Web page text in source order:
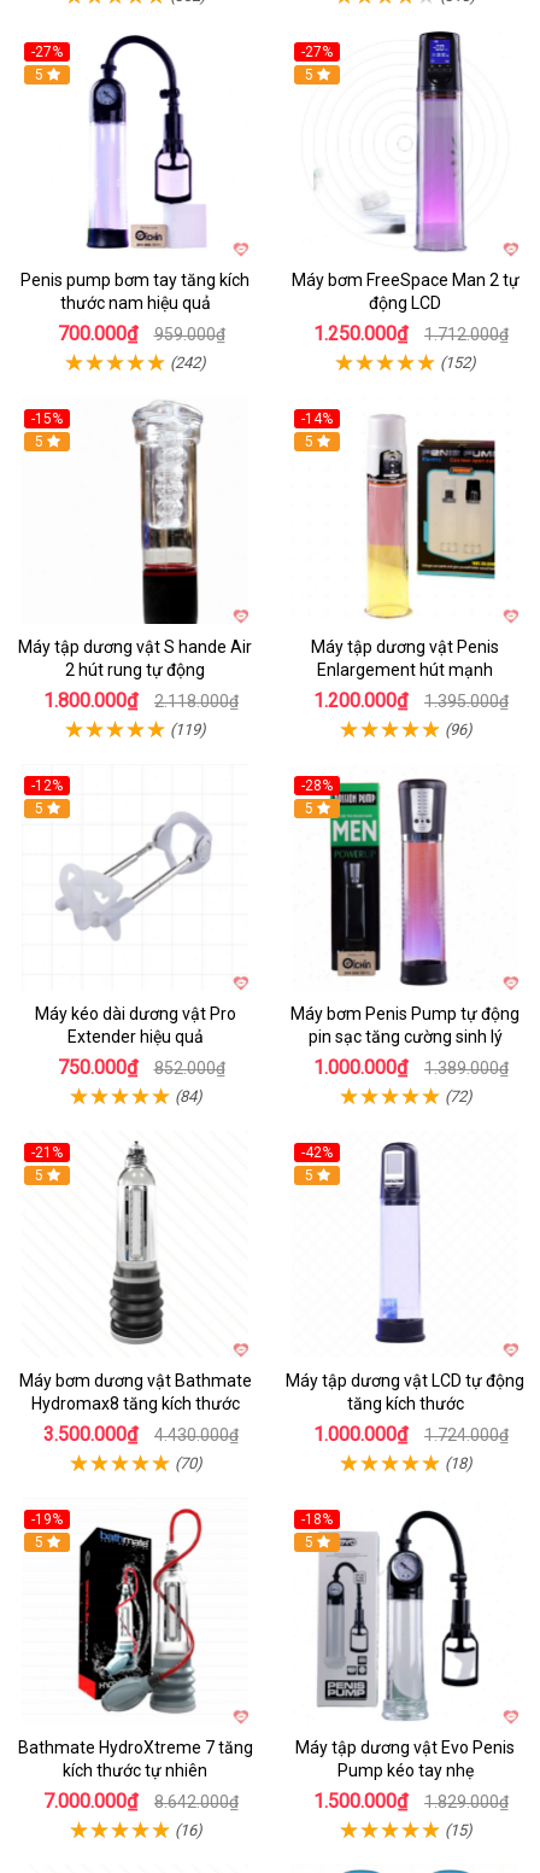
-27%
Hot
5
Penis pump bơm tay tăng kích
thước nam hiệu quả
700.000₫ 959.000₫
(242)
-27%
Hot
5
Máy bơm FreeSpace Man 2 tự
động LCD
1.250.000₫ 1.712.000₫
(152)
-15%
Hot
5
Máy tập dương vật S hande Air
2 hút rung tự động
1.800.000₫ 2.118.000₫
(119)
-14%
Hot
5
Máy tập dương vật Penis
Enlargement hút mạnh
1.200.000₫ 1.395.000₫
(96)
-12%
Hot
5
Máy kéo dài dương vật Pro
Extender hiệu quả
750.000₫ 852.000₫
(84)
-28%
Hot
5
Máy bơm Penis Pump tự động
pin sạc tăng cường sinh lý
1.000.000₫ 1.389.000₫
(72)
-21%
Hot
5
Máy bơm dương vật Bathmate
Hydromax8 tăng kích thước
3.500.000₫ 4.430.000₫
(70)
-42%
Hot
5
Máy tập dương vật LCD tự động
tăng kích thước
1.000.000₫ 1.724.000₫
(18)
-19%
Hot
5
Bathmate HydroXtreme 7 tăng
kích thước tự nhiên
7.000.000₫ 8.642.000₫
(16)
-18%
Hot
5
Máy tập dương vật Evo Penis
Pump kéo tay nhẹ
1.500.000₫ 1.829.000₫
(15)